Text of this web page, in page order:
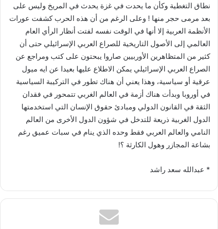
نطاق التغطية وكأن ما يحدت في غزة يحدث في المريخ وليس على
بعد مرمى حجر منها ! وعلى الرغم من أن هذه الحرب كشفت عورات
الأنظمة العربية إلا أنها في الوقت نفسه لفتت أنظار الرأي العام
العالمي إلى الأصول التاريخية للصراع العربي الإسرائيلي حتى أن
كثير من المتظاهرين الأوربيين صاروا يبحتون على كتب ومراجع عن
الصراع العربي الإسرائيلي يمكن الاطلاع عليها بعيدا عن ايه ميول
عرقية أو سياسية، وهذا يعني أن هناك تطور في التركيبة السياسية
في أوروبا وبدأت هناك أزمة في العالم الغربي تتمحور في فقدان
الثقة في القانون الدولي ومبادئ حقوق الإنسان التي استخدمتها
الدول الغربية ذريعة للتدخل في شؤون الدول الأخرى من العالم
النامي والعالم العربي فقط وحده الذي ينام في سبات عميق رغم
بشاعة المجازر وهول الكارثة ؟!
* عبدالله سعد راشد